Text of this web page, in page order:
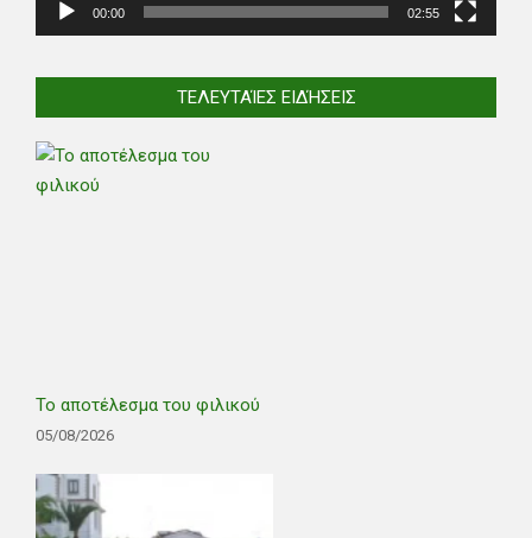
00:00 02:55
ΤΕΛΕΥΤΑΊΕΣ ΕΙΔΉΣΕΙΣ
Το αποτέλεσμα του φιλικού
05/08/2026